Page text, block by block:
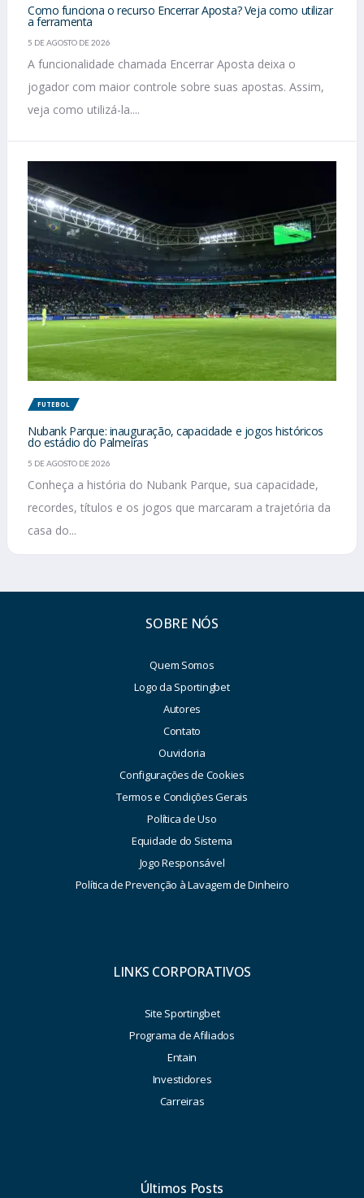
Como funciona o recurso Encerrar Aposta? Veja como utilizar
a ferramenta
5 DE AGOSTO DE 2026
A funcionalidade chamada Encerrar Aposta deixa o
jogador com maior controle sobre suas apostas. Assim,
veja como utilizá-la....
FUTEBOL
Nubank Parque: inauguração, capacidade e jogos históricos
do estádio do Palmeiras
5 DE AGOSTO DE 2026
Conheça a história do Nubank Parque, sua capacidade,
recordes, títulos e os jogos que marcaram a trajetória da
casa do...
SOBRE NÓS
Quem Somos
Logo da Sportingbet
Autores
Contato
Ouvidoria
Configurações de Cookies
Termos e Condições Gerais
Política de Uso
Equidade do Sistema
Jogo Responsável
Política de Prevenção à Lavagem de Dinheiro
LINKS CORPORATIVOS
Site Sportingbet
Programa de Afiliados
Entain
Investidores
Carreiras
Últimos Posts